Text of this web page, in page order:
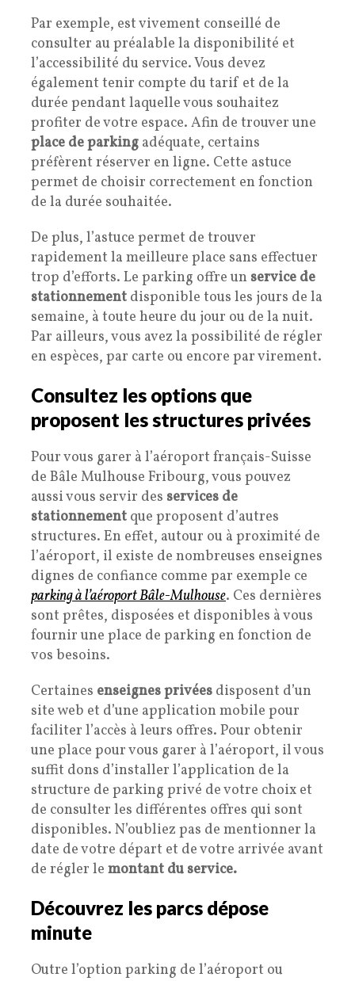
Par exemple, est vivement conseillé de
consulter au préalable la disponibilité et
l’accessibilité du service. Vous devez
également tenir compte du tarif et de la
durée pendant laquelle vous souhaitez
profiter de votre espace. Afin de trouver une
place de parking adéquate, certains
préfèrent réserver en ligne. Cette astuce
permet de choisir correctement en fonction
de la durée souhaitée.
De plus, l’astuce permet de trouver
rapidement la meilleure place sans effectuer
trop d’efforts. Le parking offre un service de
stationnement disponible tous les jours de la
semaine, à toute heure du jour ou de la nuit.
Par ailleurs, vous avez la possibilité de régler
en espèces, par carte ou encore par virement.
Consultez les options que
proposent les structures privées
Pour vous garer à l’aéroport français-Suisse
de Bâle Mulhouse Fribourg, vous pouvez
aussi vous servir des services de
stationnement que proposent d’autres
structures. En effet, autour ou à proximité de
l’aéroport, il existe de nombreuses enseignes
dignes de confiance comme par exemple ce
parking à l’aéroport Bâle-Mulhouse. Ces dernières
sont prêtes, disposées et disponibles à vous
fournir une place de parking en fonction de
vos besoins.
Certaines enseignes privées disposent d’un
site web et d’une application mobile pour
faciliter l’accès à leurs offres. Pour obtenir
une place pour vous garer à l’aéroport, il vous
suffit dons d’installer l’application de la
structure de parking privé de votre choix et
de consulter les différentes offres qui sont
disponibles. N’oubliez pas de mentionner la
date de votre départ et de votre arrivée avant
de régler le montant du service.
Découvrez les parcs dépose
minute
Outre l’option parking de l’aéroport ou